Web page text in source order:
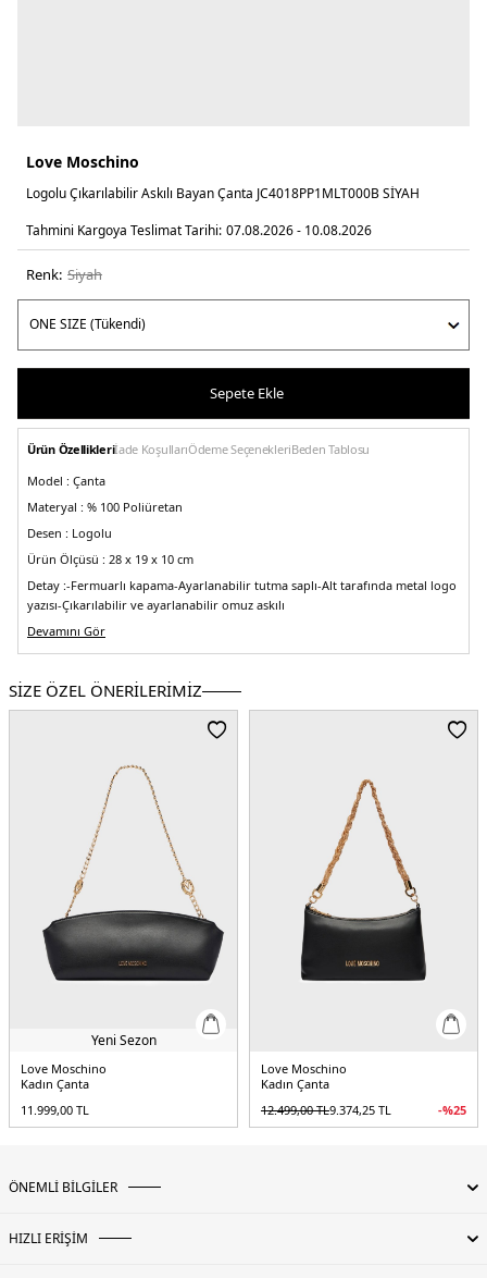
Love Moschino
Logolu Çıkarılabilir Askılı Bayan Çanta JC4018PP1MLT000B SİYAH
Tahmini Kargoya Teslimat Tarihi: 07.08.2026 - 10.08.2026
Renk: si̇yah
Sepete Ekle
Ürün Özellikleriİade KoşullarıÖdeme SeçenekleriBeden Tablosu
Model : Çanta
Materyal : % 100 Poliüretan
Desen : Logolu
Ürün Ölçüsü : 28 x 19 x 10 cm
Detay :-Fermuarlı kapama-Ayarlanabilir tutma saplı-Alt tarafında metal logo
yazısı-Çıkarılabilir ve ayarlanabilir omuz askılı
Üretim Yeri :Çin
5DY2JC4018PP1MLT000B.07
Devamını Gör
SİZE ÖZEL ÖNERİLERİMİZ
Yeni Sezon
Love Moschino
Kadın Çanta
11.999,00 TL
Love Moschino
Kadın Çanta
12.499,00TL9.374,25 TL -%25
ÖNEMLİ BİLGİLER
HIZLI ERİŞİM